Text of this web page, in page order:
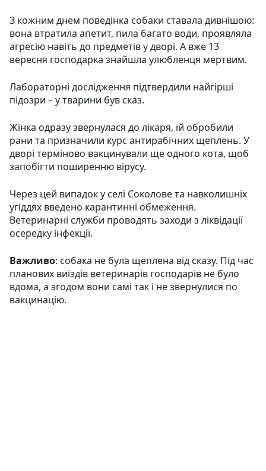
З кожним днем поведінка собаки ставала дивнішою:
вона втратила апетит, пила багато води, проявляла
агресію навіть до предметів у дворі. А вже 13
вересня господарка знайшла улюбленця мертвим.
Лабораторні дослідження підтвердили найгірші
підозри – у тварини був сказ.
Жінка одразу звернулася до лікаря, їй обробили
рани та призначили курс антирабічних щеплень. У
дворі терміново вакцинували ще одного кота, щоб
запобігти поширенню вірусу.
Через цей випадок у селі Соколове та навколишніх
угіддях введено карантинні обмеження.
Ветеринарні служби проводять заходи з ліквідації
осередку інфекції.
Важливо: собака не була щеплена від сказу. Під час
планових виїздів ветеринарів господарів не було
вдома, а згодом вони самі так і не звернулися по
вакцинацію.